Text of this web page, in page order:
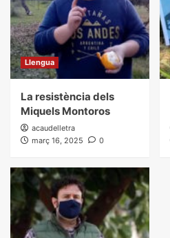
Llengua
La resistència dels
Miquels Montoros
acaudelletra
març 16, 2025
0